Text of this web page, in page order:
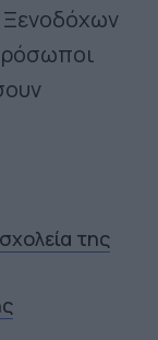
Ξενοδόχων
της